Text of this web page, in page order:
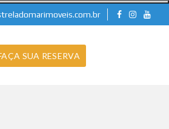
SUA RESERVA